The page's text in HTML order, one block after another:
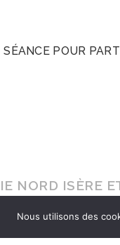
SÉANCE POUR
NORD ISÈRE
, faites-
Nous utilisons des